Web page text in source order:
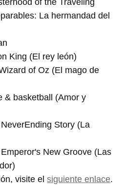
of the Traveling
La hermandad del
King (El rey león)
of Oz (El mago de
& basketball (Amor y
Story (La
New Groove (Las
visite elsiguiente enlace.